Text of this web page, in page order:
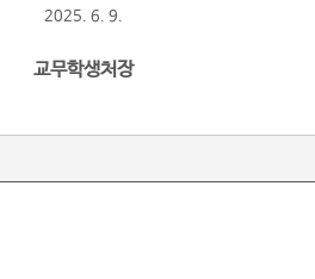
2025. 6. 9.
교무학생처장